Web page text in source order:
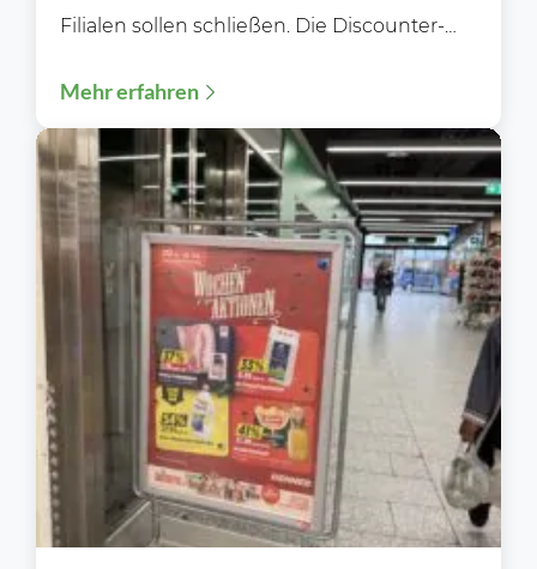
Filialen sollen schließen. Die Discounter-
Mehr erfahren